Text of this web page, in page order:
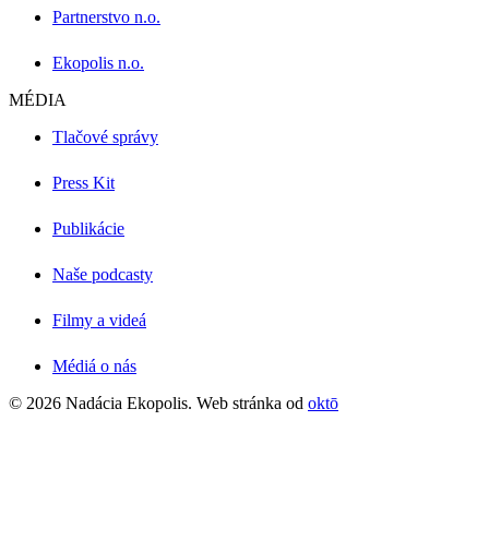
Partnerstvo n.o.
Ekopolis n.o.
MÉDIA
Tlačové správy
Press Kit
Publikácie
Naše podcasty
Filmy a videá
Médiá o nás
© 2026 Nadácia Ekopolis. Web stránka od oktō